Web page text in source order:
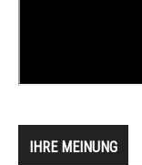
IHRE MEINUNG